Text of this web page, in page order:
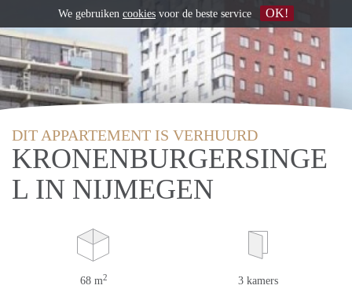
DIT APPARTEMENT IS VERHUURD
KRONENBURGERSINGE
L IN NIJMEGEN
68 m2 3 kamers
We gebruiken cookies voor de beste service OK!